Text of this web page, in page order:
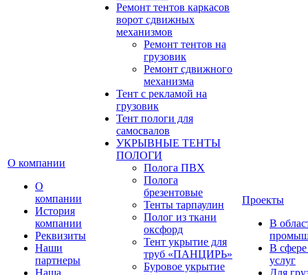
О компании
О
компании
История
компании
Реквизиты
Наши
партнеры
Наша
Ремонт тентов каркасов
ворот сдвижных
механизмов
Ремонт тентов на
грузовик
Ремонт сдвижного
механизма
Тент с рекламой на
грузовик
Тент пологи для
самосвалов
УКРЫВНЫЕ ТЕНТЫ
ПОЛОГИ
Полога ПВХ
Полога
брезентовые
Тенты тарпаулин
Полог из ткани
оксфорд
Тент укрытие для
труб «ПАНЦИРЬ»
Буровое укрытие
Проекты
В
В сфере
услуг
Для